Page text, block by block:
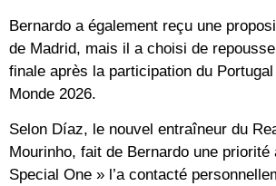
Bernardo a également reçu une
de Madrid, mais il a choisi de
finale après la participation du
Monde 2026.
Selon Díaz, le nouvel entraîneur du
Mourinho, fait de Bernardo une priorité
Special One » l’a contacté